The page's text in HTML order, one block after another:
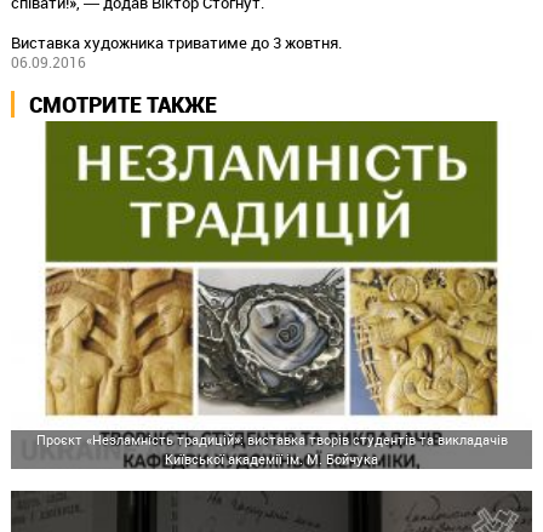
Виставка художника триватиме до 3 жовтня.
06.09.2016
СМОТРИТЕ ТАКЖЕ
Проєкт «Незламність традицій»: виставка творів студентів та викладачів
Київської академії ім. М. Бойчука